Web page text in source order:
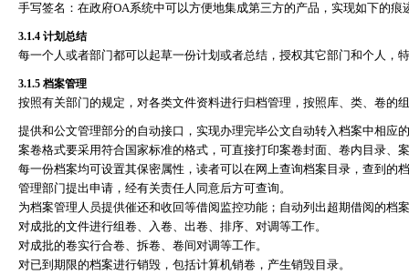
手写签名：在政府OA系统中可以方便地集成第三方的产品，实现如下的
3.1.4 计划总结
每一个人或者部门都可以起草一份计划或者总结，授权其它部门和个人，
3.1.5 档案管理
按照有关部门的规定，对各类文件资料进行归档管理，按照库、类、卷
提供和公文管理部分的自动接口，实现办理完毕公文自动转入档案中相应
案卷格式要采用符合国家标准的格式，可直接打印案卷封面、卷内目录、
每一份档案均可设置其保密属性，读者可以在网上查询档案目录，查到
管理部门提出申请，经有关责任人同意后方可查询。
为档案管理人员提供催还和收回等借阅监控功能；自动列出超期借阅的档
对成批的文件进行组卷、入卷、出卷、排序、对调等工作。
对成批的卷实行合卷、拆卷、卷间对调等工作。
对已到期限的档案进行销毁，包括计算机销卷，产生销毁目录。